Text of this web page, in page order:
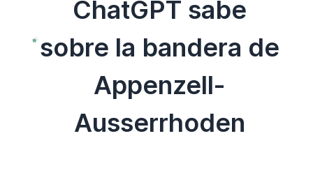
ChatGPT sabe
sobre la bandera de
Appenzell-
Ausserrhoden